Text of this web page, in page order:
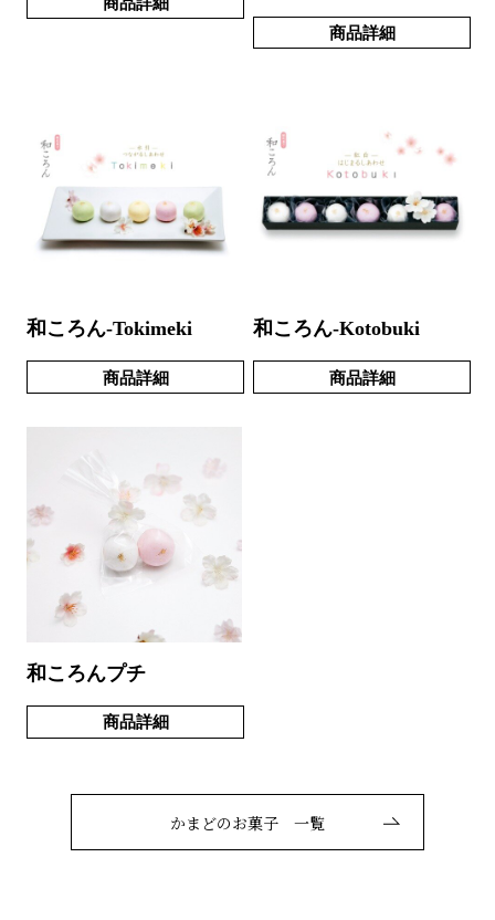
商品詳細
和ころん-Tokimeki
商品詳細
和ころん-Kotobuki
商品詳細
和ころんプチ
商品詳細
かまどのお菓子 一覧